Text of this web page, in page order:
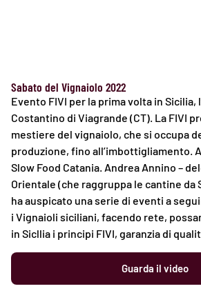
Sabato del Vignaiolo 2022
Evento FIVI per la prima volta in Sicilia,
Costantino di Viagrande (CT). La FIVI
mestiere del vignaiolo, che si occupa
produzione, fino all’imbottigliamento.
Slow Food Catania. Andrea Annino –
Orientale (che raggruppa le cantine da
ha auspicato una serie di eventi a
i Vignaioli siciliani, facendo rete,
in Sicllia i principi FIVI, garanzia di
Guarda il video